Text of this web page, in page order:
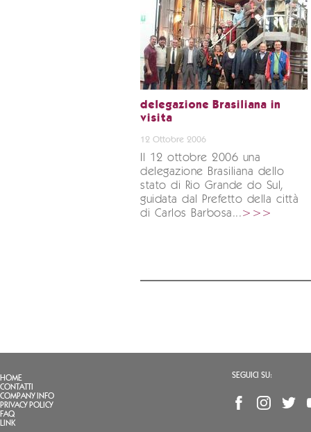
delegazione Brasiliana in
visita
12 Ottobre 2006
Il 12 ottobre 2006 una
delegazione Brasiliana dello
stato di Rio Grande do Sul,
guidata dal Prefetto della città
di Carlos Barbosa...>>>
HOME
CONTATTI
COMPANY INFO
PRIVACY POLICY
FAQ
LINK
SEGUICI SU: